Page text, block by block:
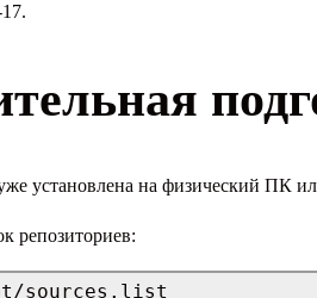
установлена на физический ПК
репозиториев:
sources.list